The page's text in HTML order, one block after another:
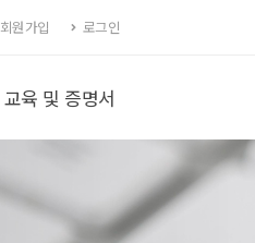
회원가입 로그인
교육 및 증명서